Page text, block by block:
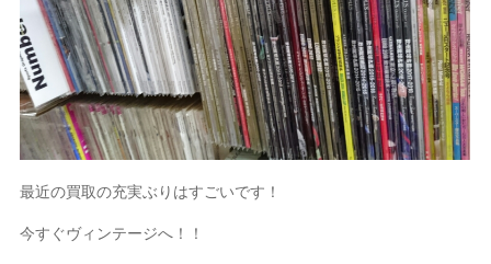
最近の買取の充実ぶりはすごいです！
今すぐヴィンテージへ！！